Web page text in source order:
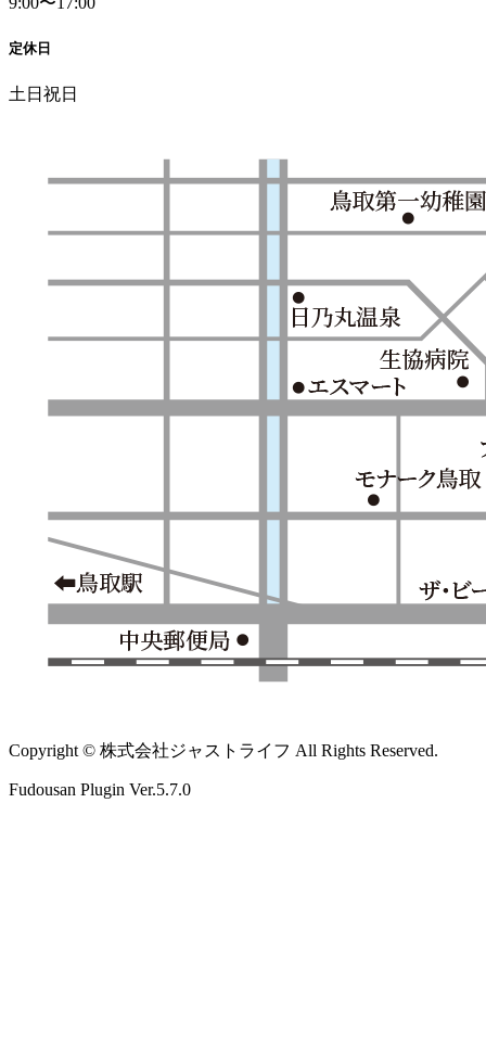
定休日
土日祝日
Copyright © 株式会社ジャストライフ All Rights Reserved.
Fudousan Plugin Ver.5.7.0